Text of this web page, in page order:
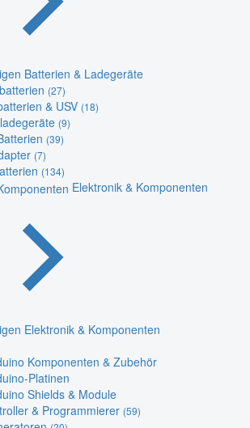
Batterien & Ladegeräte
(27)
& USV (18)
(9)
(39)
(7)
(134)
Elektronik & Komponenten
Elektronik & Komponenten
Komponenten & Zubehör
Platinen
Shields & Module
& Programmierer (59)